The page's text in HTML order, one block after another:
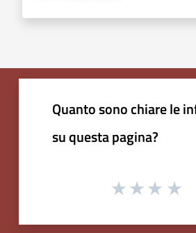
Quanto sono chiare le
su questa pagina?